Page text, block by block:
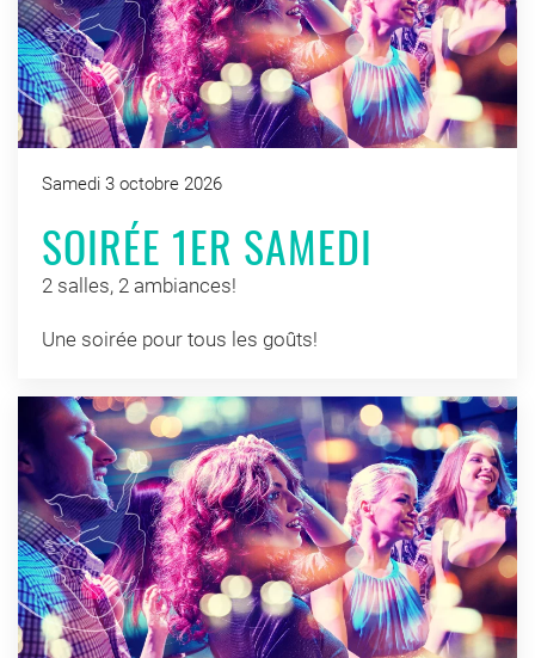
Samedi 3 octobre 2026
SOIRÉE 1ER SAMEDI
2 salles, 2 ambiances!
Une soirée pour tous les goûts!